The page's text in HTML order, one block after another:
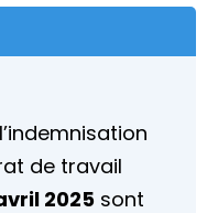
de travail
2025 sont